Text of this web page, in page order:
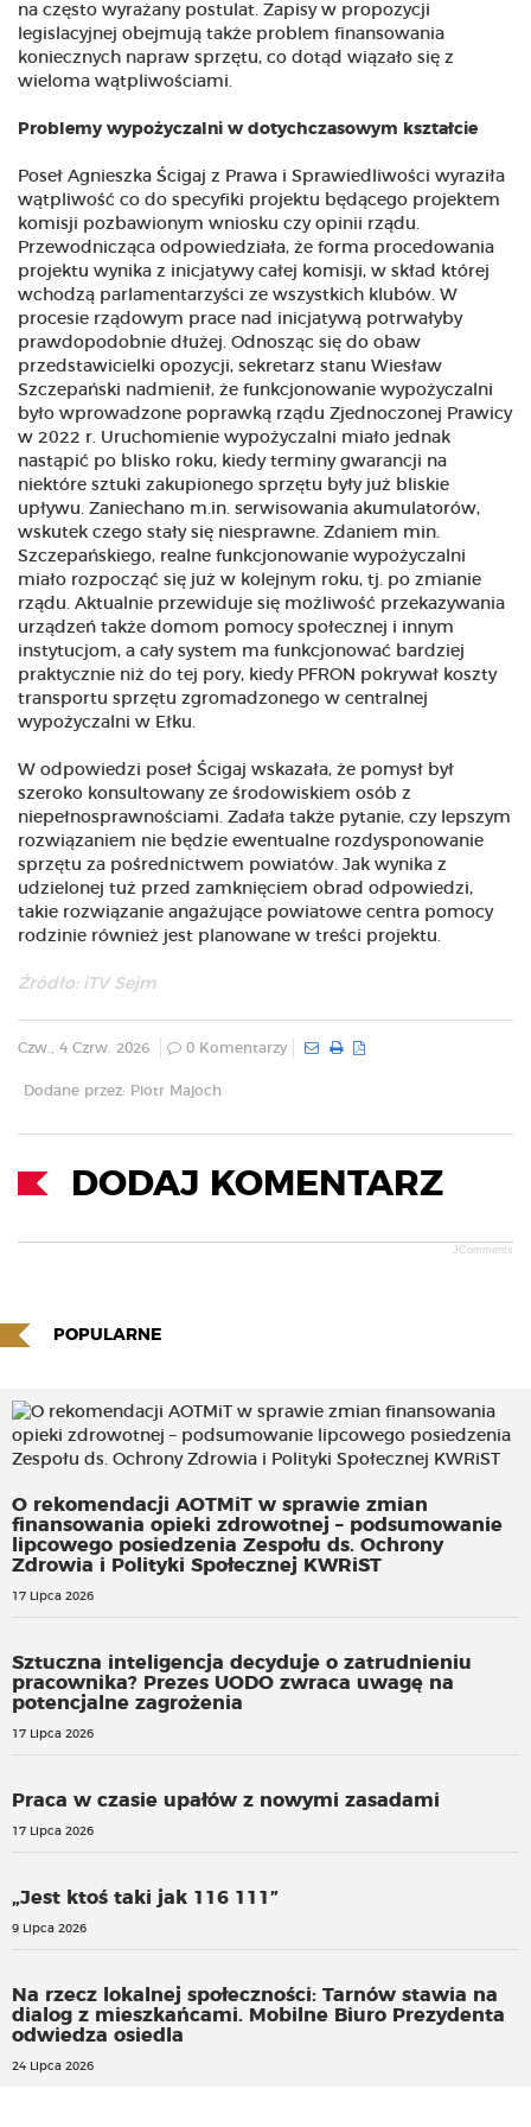
na często wyrażany postulat. Zapisy w propozycji
legislacyjnej obejmują także problem finansowania
koniecznych napraw sprzętu, co dotąd wiązało się z
wieloma wątpliwościami.
Problemy wypożyczalni w dotychczasowym kształcie
Poseł Agnieszka Ścigaj z Prawa i Sprawiedliwości wyraziła
wątpliwość co do specyfiki projektu będącego projektem
komisji pozbawionym wniosku czy opinii rządu.
Przewodnicząca odpowiedziała, że forma procedowania
projektu wynika z inicjatywy całej komisji, w skład której
wchodzą parlamentarzyści ze wszystkich klubów. W
procesie rządowym prace nad inicjatywą potrwałyby
prawdopodobnie dłużej. Odnosząc się do obaw
przedstawicielki opozycji, sekretarz stanu Wiesław
Szczepański nadmienił, że funkcjonowanie wypożyczalni
było wprowadzone poprawką rządu Zjednoczonej Prawicy
w 2022 r. Uruchomienie wypożyczalni miało jednak
nastąpić po blisko roku, kiedy terminy gwarancji na
niektóre sztuki zakupionego sprzętu były już bliskie
upływu. Zaniechano m.in. serwisowania akumulatorów,
wskutek czego stały się niesprawne. Zdaniem min.
Szczepańskiego, realne funkcjonowanie wypożyczalni
miało rozpocząć się już w kolejnym roku, tj. po zmianie
rządu. Aktualnie przewiduje się możliwość przekazywania
urządzeń także domom pomocy społecznej i innym
instytucjom, a cały system ma funkcjonować bardziej
praktycznie niż do tej pory, kiedy PFRON pokrywał koszty
transportu sprzętu zgromadzonego w centralnej
wypożyczalni w Ełku.
W odpowiedzi poseł Ścigaj wskazała, że pomysł był
szeroko konsultowany ze środowiskiem osób z
niepełnosprawnościami. Zadała także pytanie, czy lepszym
rozwiązaniem nie będzie ewentualne rozdysponowanie
sprzętu za pośrednictwem powiatów. Jak wynika z
udzielonej tuż przed zamknięciem obrad odpowiedzi,
takie rozwiązanie angażujące powiatowe centra pomocy
rodzinie również jest planowane w treści projektu.
Źródło: iTV Sejm
Czw., 4 Czrw. 2026 0 Komentarzy
Dodane przez: Piotr Majoch
DODAJ KOMENTARZ
JComments
POPULARNE
O rekomendacji AOTMiT w sprawie zmian
finansowania opieki zdrowotnej – podsumowanie
lipcowego posiedzenia Zespołu ds. Ochrony
Zdrowia i Polityki Społecznej KWRiST
17 Lipca 2026
Sztuczna inteligencja decyduje o zatrudnieniu
pracownika? Prezes UODO zwraca uwagę na
potencjalne zagrożenia
17 Lipca 2026
Praca w czasie upałów z nowymi zasadami
17 Lipca 2026
„Jest ktoś taki jak 116 111”
9 Lipca 2026
Na rzecz lokalnej społeczności: Tarnów stawia na
dialog z mieszkańcami. Mobilne Biuro Prezydenta
odwiedza osiedla
24 Lipca 2026